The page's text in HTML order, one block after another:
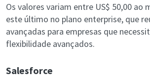
Os valores variam entre US$ 50,00 ao
este último no plano enterprise, que
avançadas para empresas que
flexibilidade avançados.
Salesforce